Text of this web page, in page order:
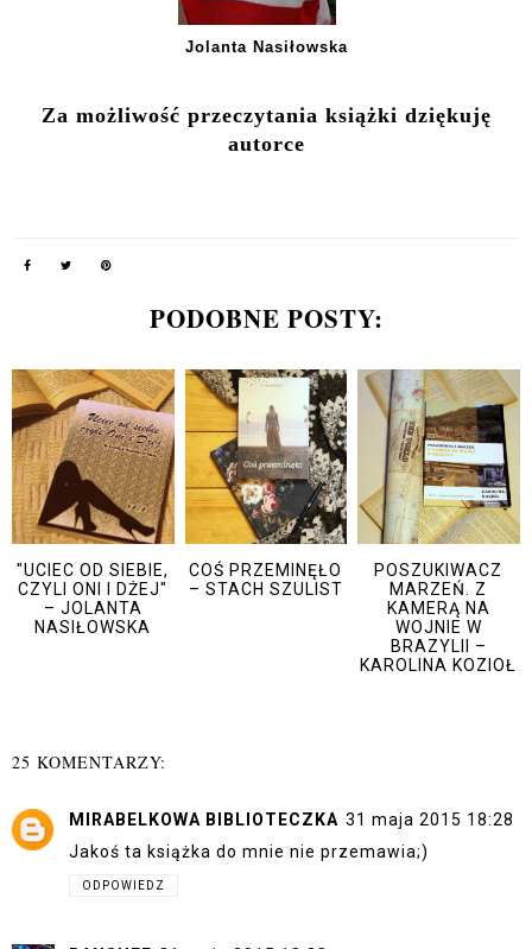
Jolanta Nasiłowska
Za możliwość przeczytania książki dziękuję
autorce
PODOBNE POSTY:
"UCIEC OD SIEBIE,
CZYLI ONI I DŻEJ"
– JOLANTA
NASIŁOWSKA
COŚ PRZEMINĘŁO
– STACH SZULIST
POSZUKIWACZ
MARZEŃ. Z
KAMERĄ NA
WOJNIE W
BRAZYLII –
KAROLINA KOZIOŁ
25 KOMENTARZY:
MIRABELKOWA BIBLIOTECZKA 31 maja 2015 18:28
Jakoś ta książka do mnie nie przemawia;)
ODPOWIEDZ